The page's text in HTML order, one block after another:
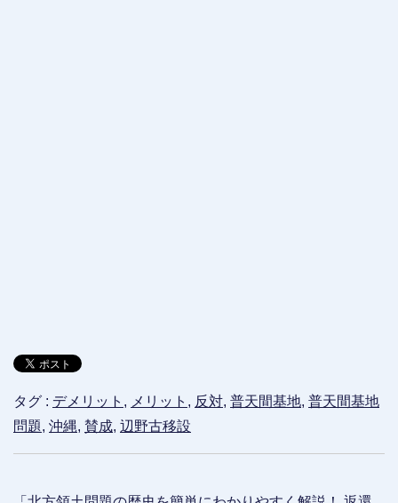
タグ : デメリット , メリット , 反対, 普天間基地, 普天間基地
問題, 沖縄, 賛成, 辺野古移設